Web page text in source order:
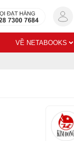
VỀ NETABOOKS